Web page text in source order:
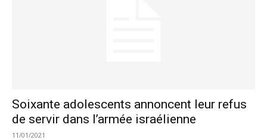
Soixante adolescents annoncent leur refus
de servir dans l’armée israélienne
11/01/2021